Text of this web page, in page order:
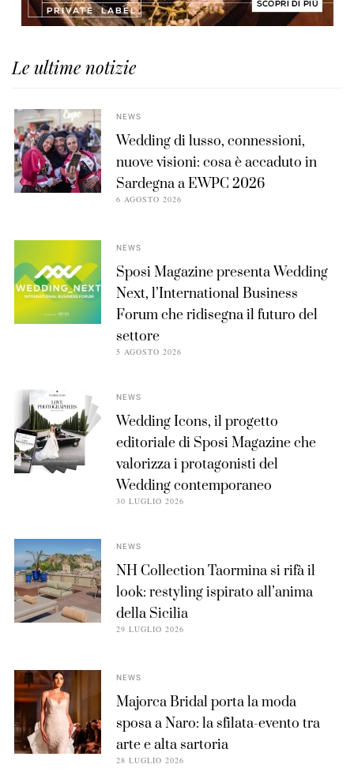
Le ultime notizie
NEWS
Wedding di lusso, connessioni,
nuove visioni: cosa è accaduto in
Sardegna a EWPC 2026
6 AGOSTO 2026
NEWS
Sposi Magazine presenta Wedding
Next, l’International Business
Forum che ridisegna il futuro del
settore
5 AGOSTO 2026
NEWS
Wedding Icons, il progetto
editoriale di Sposi Magazine che
valorizza i protagonisti del
Wedding contemporaneo
30 LUGLIO 2026
NEWS
NH Collection Taormina si rifà il
look: restyling ispirato all’anima
della Sicilia
29 LUGLIO 2026
NEWS
Majorca Bridal porta la moda
sposa a Naro: la sfilata-evento tra
arte e alta sartoria
28 LUGLIO 2026